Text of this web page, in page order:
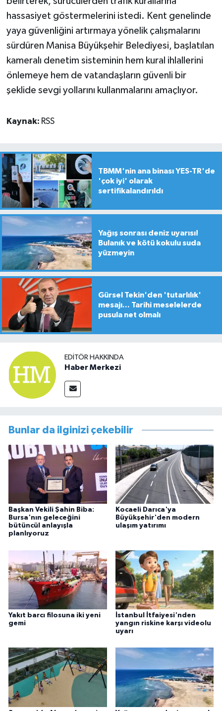
hassasiyet göstermelerini istedi. Kent genelinde
yaya güvenliğini artırmaya yönelik çalışmalarını
sürdüren Manisa Büyükşehir Belediyesi, başlatılan
kameralı denetim sisteminin hem kural ihlallerini
önlemeye hem de vatandaşların güvenli bir
şeklide sevgi yollarını kullanmalarını amaçlıyor.
Kaynak: RSS
TBMM'nin ana binası YES-TR'de
'çok iyi' olarak
sertifikalandırıldı
Yağış sonrası deniz uyarısı!
Bulanık ve kötü kokulu suda
yüzmeyin
Gürsel Tekin'den 'tutarlılık'
mesajı... Tarihi meselelerde
pusula net olmalı
EDITÖR HAKKINDA
Haber Merkezi
Bunlar da ilginizi çekebilir
Başkan Vekili Şahin Biba:
Bursa'nın geleceğini
bütüncül anlayışla
planlıyoruz
Kocaeli Darıca'ya
Büyükşehir'den modern
ulaşım yatırımı
Yakıt barcı filosuna iki yeni
gemi
İstanbul İtfaiyesi'nden
yangın riskine karşı videolu
uyarı